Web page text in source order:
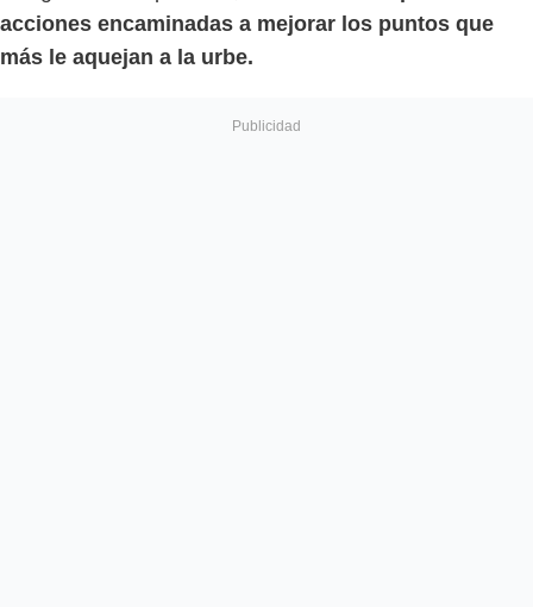
acciones encaminadas a mejorar los puntos que
más le aquejan a la urbe.